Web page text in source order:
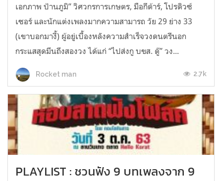
เอกภาพ ป้านภูมิ” วิศวกรการเกษตร, มือกีต้าร์, โปรดิวซ์
เซอร์ และนักแต่งเพลงมากความสามารถ วัย 29 ย่าง 33
(เขาบอกมางี้) ผู้อยู่เบื้องหลังความสำเร็จวงดนตรีนอก
กระแสสุดมึนถึงสองวง ได้แก่ “ไปส่งกู บขส. ดู๊” วง...
Rocket man 2.7k
PLAYLIST : ชวนฟัง 9 บทเพลงจาก 9